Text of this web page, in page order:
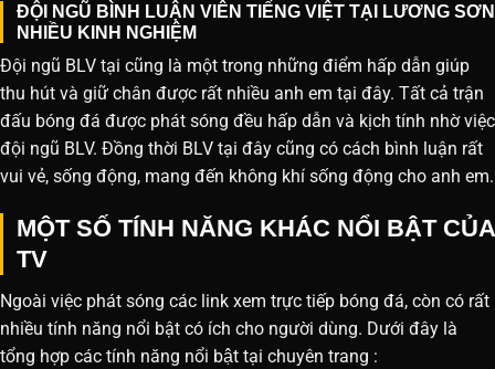
ĐỘI NGŨ BÌNH LUẬN VIÊN TIẾNG VIỆT TẠI LƯƠNG SƠN
NHIỀU KINH NGHIỆM
Đội ngũ BLV tại cũng là một trong những điểm hấp dẫn giúp
thu hút và giữ chân được rất nhiều anh em tại đây. Tất cả trận
đấu bóng đá được phát sóng đều hấp dẫn và kịch tính nhờ việc
đội ngũ BLV. Đồng thời BLV tại đây cũng có cách bình luận rất
vui vẻ, sống động, mang đến không khí sống động cho anh em.
MỘT SỐ TÍNH NĂNG KHÁC NỔI BẬT CỦA
TV
Ngoài việc phát sóng các link xem trực tiếp bóng đá, còn có rất
nhiều tính năng nổi bật có ích cho người dùng. Dưới đây là
tổng hợp các tính năng nổi bật tại chuyên trang :